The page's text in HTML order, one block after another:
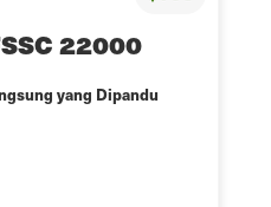
22000
yang Dipandu